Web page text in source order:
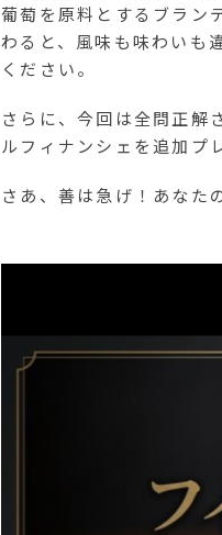
葡萄を原料とするブラン
わると、風味も味わいも
ください。
さらに、今回は全問正解
ルフィナンシェを追加プ
さあ、善は急げ！あなた